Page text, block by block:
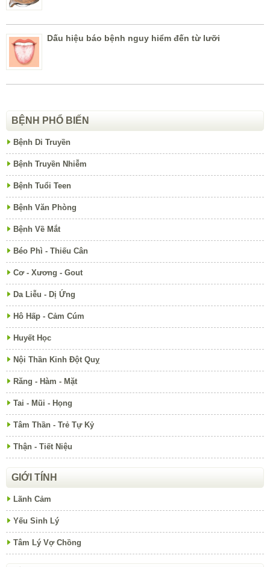
Dấu hiệu báo bệnh nguy hiểm đến từ lưỡi
BỆNH PHỔ BIẾN
Bệnh Di Truyền
Bệnh Truyền Nhiễm
Bệnh Tuổi Teen
Bệnh Văn Phòng
Bệnh Về Mắt
Béo Phì - Thiếu Cân
Cơ - Xương - Gout
Da Liễu - Dị Ứng
Hô Hấp - Cảm Cúm
Huyết Học
Nội Thần Kinh Đột Quỵ
Răng - Hàm - Mặt
Tai - Mũi - Họng
Tâm Thần - Trẻ Tự Kỷ
Thận - Tiết Niệu
GIỚI TÍNH
Lãnh Cảm
Yếu Sinh Lý
Tâm Lý Vợ Chồng